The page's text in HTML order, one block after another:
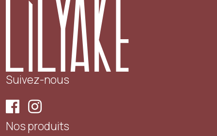
Suivez-nous
Nos produits